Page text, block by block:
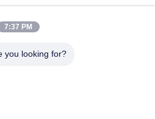
अपशिष्ट जल उपचार सिंगल-स्टेज हाई-
7:37 PM
you looking for?